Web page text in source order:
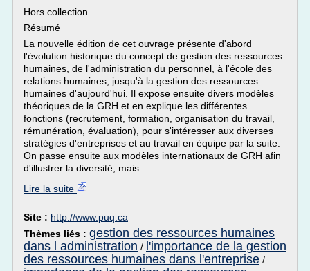
Hors collection
Résumé
La nouvelle édition de cet ouvrage présente d'abord
l'évolution historique du concept de gestion des ressources
humaines, de l'administration du personnel, à l'école des
relations humaines, jusqu'à la gestion des ressources
humaines d'aujourd'hui. Il expose ensuite divers modèles
théoriques de la GRH et en explique les différentes
fonctions (recrutement, formation, organisation du travail,
rémunération, évaluation), pour s'intéresser aux diverses
stratégies d'entreprises et au travail en équipe par la suite.
On passe ensuite aux modèles internationaux de GRH afin
d'illustrer la diversité, mais...
Lire la suite
Site : http://www.puq.ca
Thèmes liés : gestion des ressources humaines
dans l administration / l'importance de la gestion
des ressources humaines dans l'entreprise /